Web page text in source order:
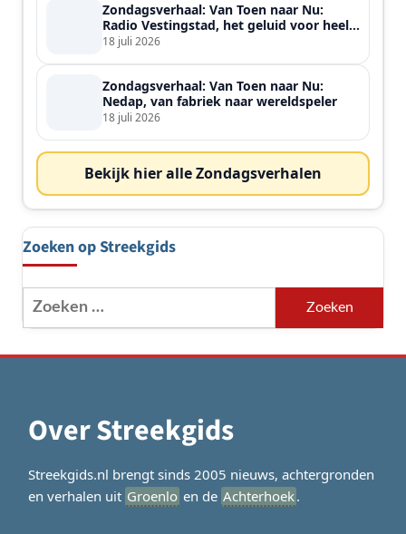
Zondagsverhaal: Van Toen naar Nu:
Radio Vestingstad, het geluid voor heel
de streek
18 juli 2026
Zondagsverhaal: Van Toen naar Nu:
Nedap, van fabriek naar wereldspeler
18 juli 2026
Bekijk hier alle Zondagsverhalen
Zoeken op Streekgids
Zoeken
naar:
Over Streekgids
Streekgids.nl brengt sinds 2005 nieuws, achtergronden
en verhalen uit Groenlo en de Achterhoek.